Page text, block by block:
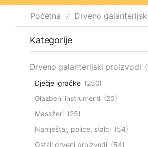
Početna / Drveno
Kategorije
Drveno galanterijski proizvodi
Dječje igračke (250)
Glazbeni instrumenti (20)
Masažeri (25)
Namještaj, police, stalci (54)
Ostali drveni proizvodi (54)